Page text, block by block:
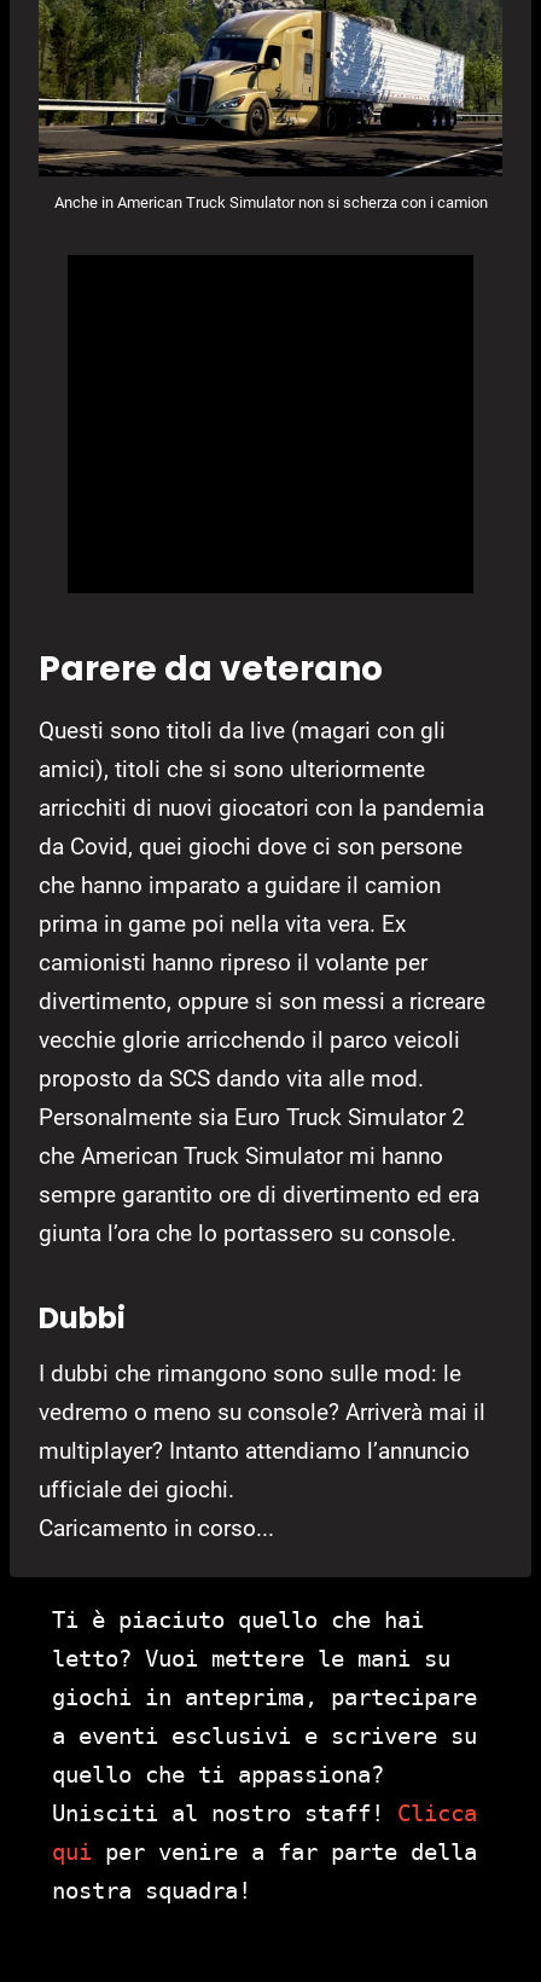
Anche in American Truck Simulator non si scherza con i camion
Parere da veterano
Questi sono titoli da live (magari con gli
amici), titoli che si sono ulteriormente
arricchiti di nuovi giocatori con la pandemia
da Covid, quei giochi dove ci son persone
che hanno imparato a guidare il camion
prima in game poi nella vita vera. Ex
camionisti hanno ripreso il volante per
divertimento, oppure si son messi a ricreare
vecchie glorie arricchendo il parco veicoli
proposto da SCS dando vita alle mod.
Personalmente sia Euro Truck Simulator 2
che American Truck Simulator mi hanno
sempre garantito ore di divertimento ed era
giunta l’ora che lo portassero su console.
Dubbi
I dubbi che rimangono sono sulle mod: le
vedremo o meno su console? Arriverà mai il
multiplayer? Intanto attendiamo l’annuncio
ufficiale dei giochi.
Caricamento in corso...
Ti è piaciuto quello che hai
letto? Vuoi mettere le mani su
giochi in anteprima, partecipare
a eventi esclusivi e scrivere su
quello che ti appassiona?
Unisciti al nostro staff! Clicca
qui per venire a far parte della
nostra squadra!